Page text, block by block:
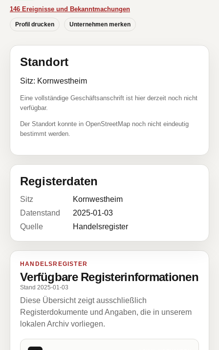
146 Ereignisse und Bekanntmachungen
Profil drucken Unternehmen merken
Standort
Sitz: Kornwestheim
Eine vollständige Geschäftsanschrift ist hier derzeit noch nicht
verfügbar.
Der Standort konnte in OpenStreetMap noch nicht eindeutig
bestimmt werden.
Registerdaten
Sitz
Kornwestheim
Datenstand
2025-01-03
Quelle
Handelsregister
HANDELSREGISTER
Verfügbare Registerinformationen
Stand 2025-01-03
Diese Übersicht zeigt ausschließlich
Registerdokumente und Angaben, die in unserem
lokalen Archiv vorliegen.